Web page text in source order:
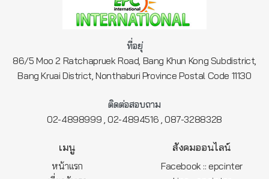
ที่อยุ่
86/5 Moo 2 Ratchapruek Road, Bang Khun Kong Subdistrict,
Bang Kruai District, Nonthaburi Province Postal Code 11130
ติดต่อสอบถาม
02-4898999 ,02-4894516 ,087-3288328
เมนู
หน้าแรก
สังคมออนไลน์
Facebook :: epcinter